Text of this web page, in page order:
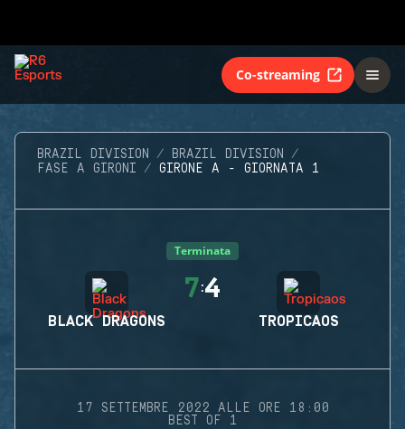
Co-streaming
BRAZIL DIVISION
BRAZIL DIVISION
FASE A GIRONI
GIRONE A - GIORNATA 1
Terminata
BLACK DRAGONS
7:4
TROPICAOS
17 SETTEMBRE 2022 ALLE ORE 18:00
BEST OF 1